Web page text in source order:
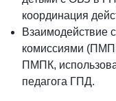
координация
Взаимодействие
комиссиями
ПМПК,
педагога ГПД.